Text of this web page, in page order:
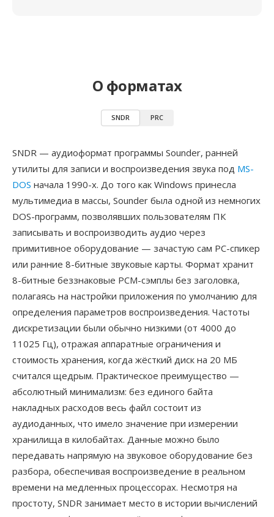
О форматах
SNDR PRC
SNDR — аудиоформат программы Sounder, ранней
утилиты для записи и воспроизведения звука под MS-
DOS начала 1990-х. До того как Windows принесла
мультимедиа в массы, Sounder была одной из немногих
DOS-программ, позволявших пользователям ПК
записывать и воспроизводить аудио через
примитивное оборудование — зачастую сам PC-спикер
или ранние 8-битные звуковые карты. Формат хранит
8-битные беззнаковые PCM-сэмплы без заголовка,
полагаясь на настройки приложения по умолчанию для
определения параметров воспроизведения. Частоты
дискретизации были обычно низкими (от 4000 до
11025 Гц), отражая аппаратные ограничения и
стоимость хранения, когда жёсткий диск на 20 МБ
считался щедрым. Практическое преимущество —
абсолютный минимализм: без единого байта
накладных расходов весь файл состоит из
аудиоданных, что имело значение при измерении
хранилища в килобайтах. Данные можно было
передавать напрямую на звуковое оборудование без
разбора, обеспечивая воспроизведение в реальном
времени на медленных процессорах. Несмотря на
простоту, SNDR занимает место в истории вычислений